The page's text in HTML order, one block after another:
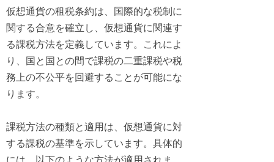
仮想通貨の租税条約は、国際的な税制に
関する合意を確立し、仮想通貨に関連す
る課税方法を定義しています。これによ
り、国と国との間で課税の二重課税や税
務上の不公平を回避することが可能にな
ります。
課税方法の種類と適用は、仮想通貨に対
する課税の基準を示しています。具体的